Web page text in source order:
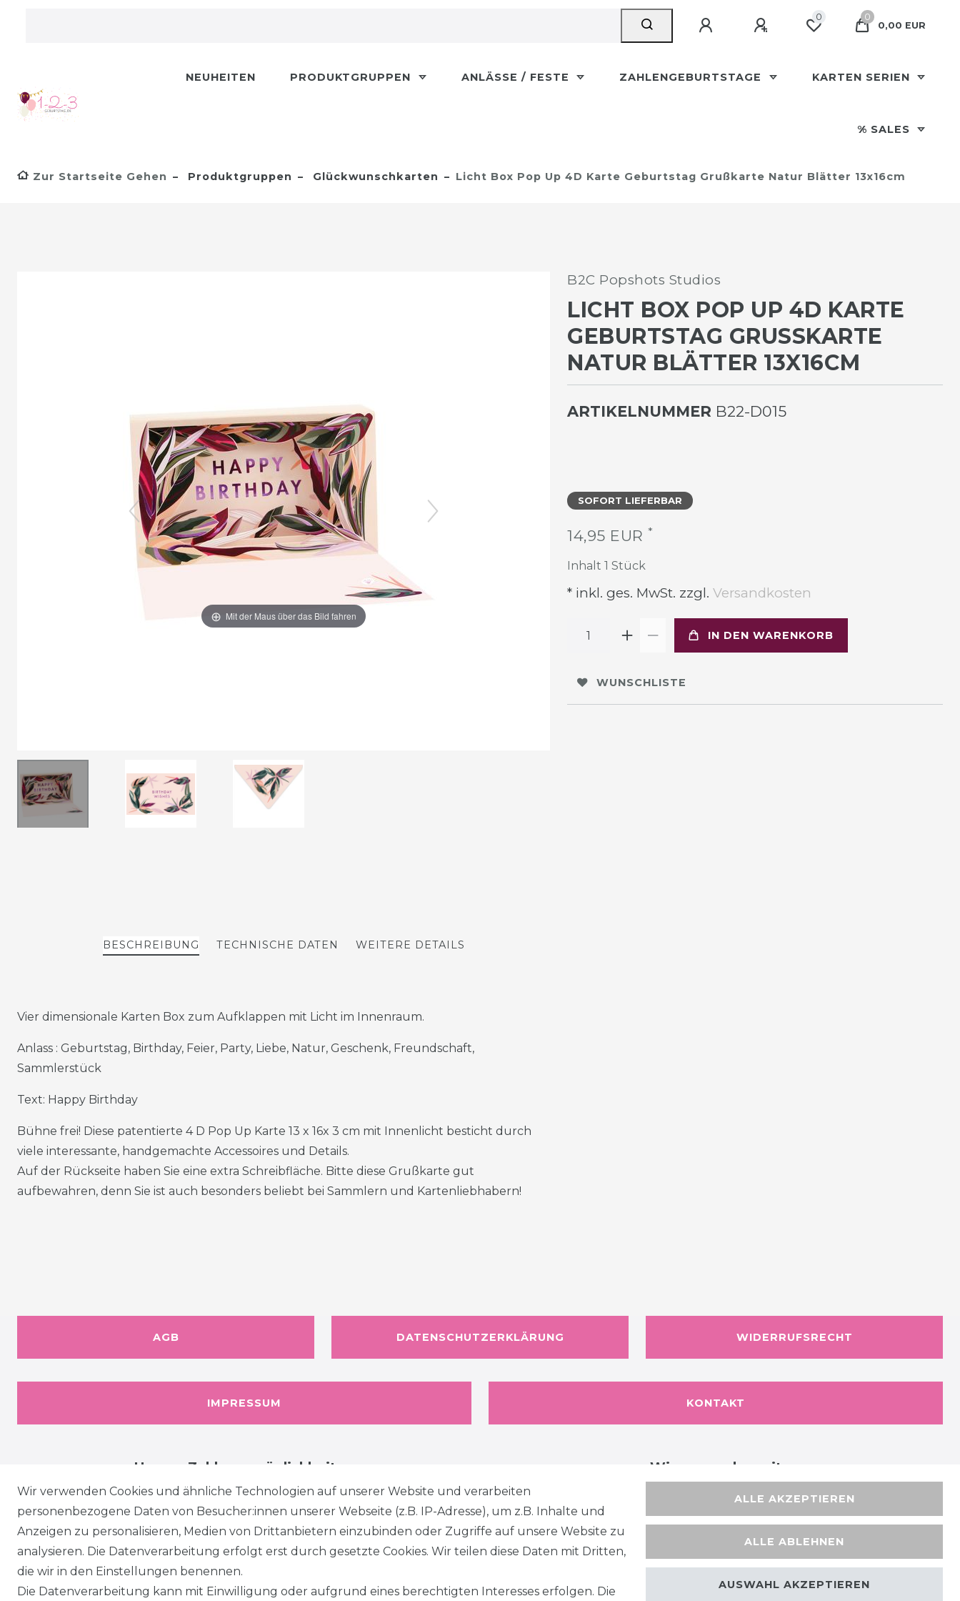
0
0
0,00 EUR
NEUHEITEN PRODUKTGRUPPEN ANLÄSSE / FESTE ZAHLENGEBURTSTAGE KARTEN SERIEN
% SALES
Zur Startseite Gehen Produktgruppen Glückwunschkarten Licht Box Pop Up 4D Karte Geburtstag Grußkarte Natur Blätter 13x16cm
Mit der Maus über das Bild fahren
B2C Popshots Studios
LICHT BOX POP UP 4D KARTE
GEBURTSTAG GRUSSKARTE N
ATUR BLÄTTER 13X16CM
ARTIKELNUMMER B22-D015
SOFORT LIEFERBAR
14,95 EUR *
Inhalt 1 Stück
* inkl. ges. MwSt. zzgl. Versandkosten
IN DEN WARENKORB
WUNSCHLISTE
BESCHREIBUNG TECHNISCHE DATEN WEITERE DETAILS
Vier dimensionale Karten Box zum Aufklappen mit Licht im Innenraum.
Anlass : Geburtstag, Birthday, Feier, Party, Liebe, Natur, Geschenk, Freundschaft,
Sammlerstück
Text: Happy Birthday
Bühne frei! Diese patentierte 4 D Pop Up Karte 13 x 16x 3 cm mit Innenlicht besticht durch
viele interessante, handgemachte Accessoires und Details.
Auf der Rückseite haben Sie eine extra Schreibfläche. Bitte diese Grußkarte gut
aufbewahren, denn Sie ist auch besonders beliebt bei Sammlern und Kartenliebhabern!
AGB DATENSCHUTZERKLÄRUNG WIDERRUFSRECHT
IMPRESSUM KONTAKT
Unsere Zahlungsmöglichkeiten Wir versenden mit
Wir verwenden Cookies und ähnliche Technologien auf unserer Website und verarbeiten
personenbezogene Daten von Besucher:innen unserer Webseite (z.B. IP-Adresse), um z.B. Inhalte und
Anzeigen zu personalisieren, Medien von Drittanbietern einzubinden oder Zugriffe auf unsere Website zu
analysieren. Die Datenverarbeitung erfolgt erst durch gesetzte Cookies. Wir teilen diese Daten mit Dritten,
die wir in den Einstellungen benennen.
Die Datenverarbeitung kann mit Einwilligung oder aufgrund eines berechtigten Interesses erfolgen. Die
ALLE AKZEPTIEREN
ALLE ABLEHNEN
AUSWAHL AKZEPTIEREN